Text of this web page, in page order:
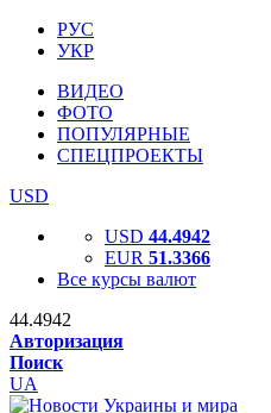
РУС
УКР
ВИДЕО
ФОТО
ПОПУЛЯРНЫЕ
СПЕЦПРОЕКТЫ
USD
USD 44.4942
EUR 51.3366
Все курсы валют
44.4942
Авторизация
Поиск
UA